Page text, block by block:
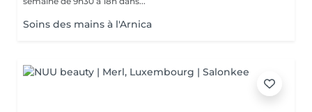
Soins des mains à l'Arnica